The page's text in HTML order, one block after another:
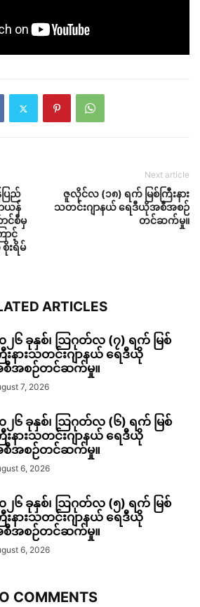
ြည်
ယန်
င်စီမှ
ာင့်
းရိမ်
Next article
ဇူလိုင်လ (၁၈) ရက် မြစ်ကြီးနား
သတင်းဂျာနယ် ရေဒီယိုအစီအစဉ်
တင်ဆက်မှု။
ARTICLES
၀၂၆ ခုနှစ်၊ ဩဂုတ်လ (၇) ရက် မြစ်
းနားသတင်းဂျာနယ် ရေဒီယို
အစဉ်တင်ဆက်မှု။
7, 2026
၀၂၆ ခုနှစ်၊ ဩဂုတ်လ (၆) ရက် မြစ်
းနားသတင်းဂျာနယ် ရေဒီယို
အစဉ်တင်ဆက်မှု။
6, 2026
၀၂၆ ခုနှစ်၊ ဩဂုတ်လ (၅) ရက် မြစ်
းနားသတင်းဂျာနယ် ရေဒီယို
အစဉ်တင်ဆက်မှု။
6, 2026
COMMENTS